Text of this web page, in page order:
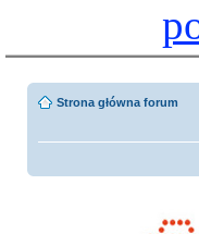
Strona główna forum